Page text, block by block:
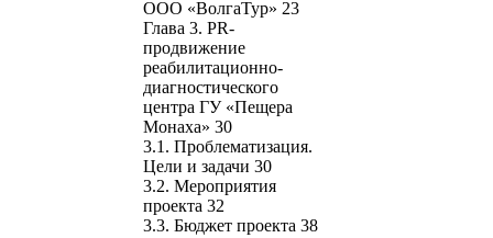
ООО «ВолгаТур» 23
Глава 3. PR-
продвижение
реабилитационно-
диагностического
центра ГУ «Пещера
Монаха» 30
3.1. Проблематизация.
Цели и задачи 30
3.2. Мероприятия
проекта 32
3.3. Бюджет проекта 38